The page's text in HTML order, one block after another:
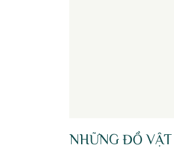
NHỮNG ĐỒ